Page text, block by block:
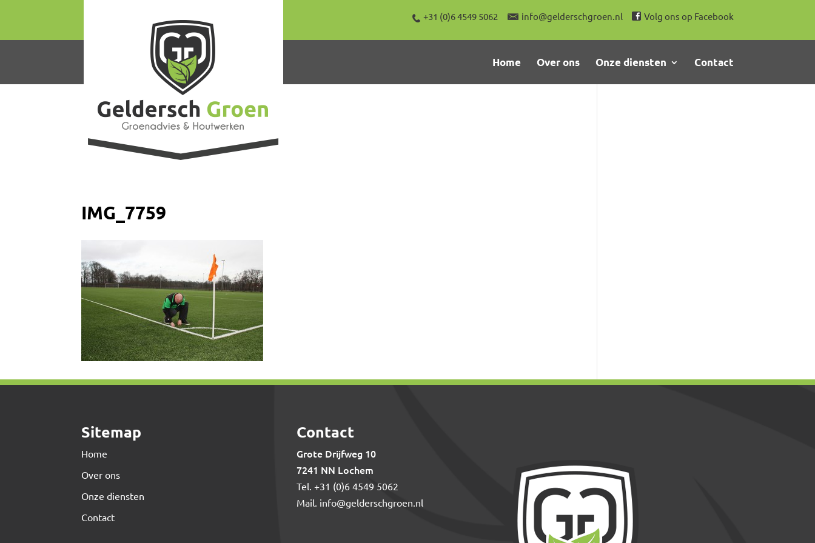
+31 (0)6 4549 5062 info@gelderschgroen.nl Volg ons op Facebook
Home Over ons Onze diensten Contact
IMG_7759
Sitemap
Home
Over ons
Onze diensten
Contact
Contact
Grote Drijfweg 10
7241 NN Lochem
Tel.+31 (0)6 4549 5062
Mail. info@gelderschgroen.nl